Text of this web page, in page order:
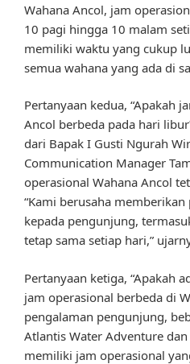
Wahana Ancol, jam
10 pagi hingga 10 malam
memiliki waktu yang cukup
semua wahana yang ada di
Pertanyaan kedua, “Apakah
Ancol berbeda pada hari
dari Bapak I Gusti Ngurah
Communication Manager
operasional Wahana Ancol
“Kami berusaha
kepada pengunjung,
tetap sama setiap hari,”
Pertanyaan ketiga, “Apakah
jam operasional berbeda di
pengalaman pengunjung,
Atlantis Water Adventure
memiliki jam operasional